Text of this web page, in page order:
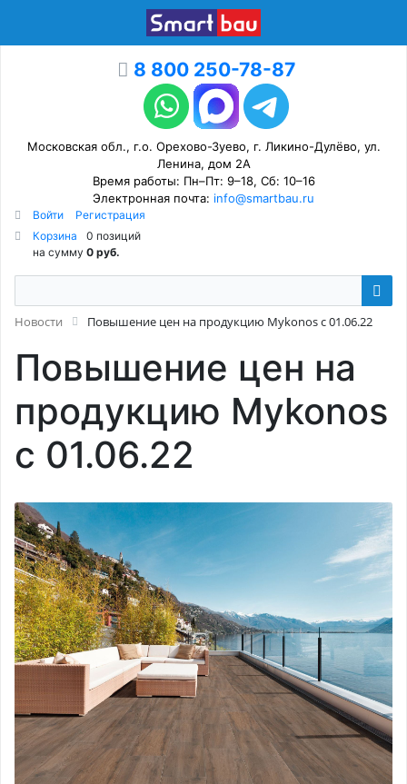
8 800 250-78-87
Московская обл., г.о. Орехово-Зуево, г. Ликино-Дулёво, ул.
Ленина, дом 2А
Время работы: Пн–Пт: 9–18, Сб: 10–16
Электронная почта: info@smartbau.ru
Войти
Регистрация
Корзина
0 позиций
на сумму 0 руб.
Новости Повышение цен на продукцию Mykonos с 01.06.22
Повышение цен на
продукцию Mykonos
с 01.06.22